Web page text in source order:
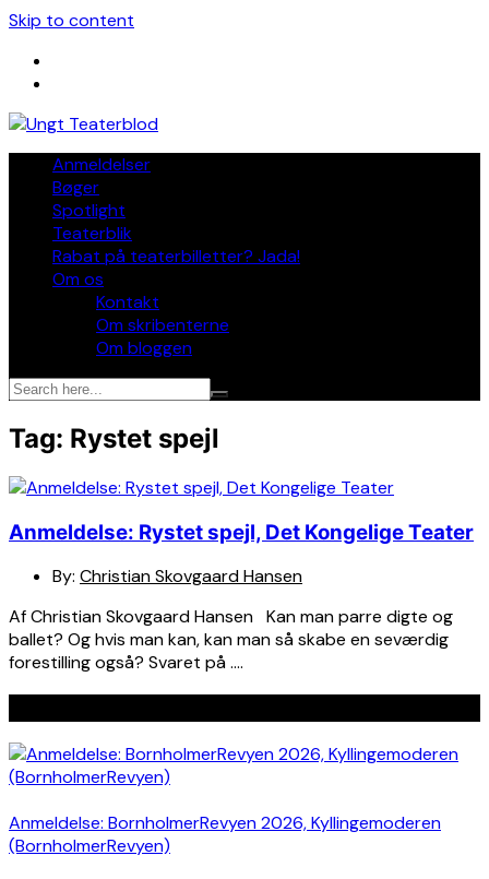
Skip to content
Anmeldelser
Bøger
Spotlight
Teaterblik
Rabat på teaterbilletter? Jada!
Om os
Kontakt
Om skribenterne
Om bloggen
Tag: Rystet spejl
Anmeldelse: Rystet spejl, Det Kongelige Teater
By: Christian Skovgaard Hansen
Af Christian Skovgaard Hansen Kan man parre digte og
ballet? Og hvis man kan, kan man så skabe en seværdig
forestilling også? Svaret på ….
Anmeldelse: BornholmerRevyen 2026, Kyllingemoderen
(BornholmerRevyen)